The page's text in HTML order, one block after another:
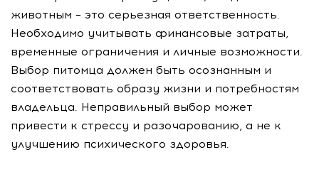
животным – это серьезная ответственность.
Необходимо учитывать финансовые затраты,
временные ограничения и личные возможности.
Выбор питомца должен быть осознанным и
соответствовать образу жизни и потребностям
владельца. Неправильный выбор может
привести к стрессу и разочарованию, а не к
улучшению психического здоровья.